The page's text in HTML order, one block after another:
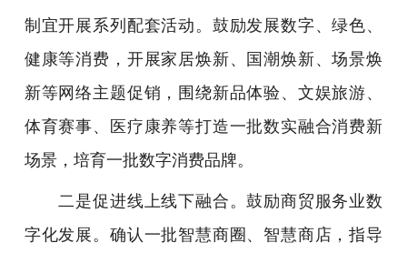
制宜开展系列配套活动。鼓励发展数字、绿色、
健康等消费，开展家居焕新、国潮焕新、场景焕
新等网络主题促销，围绕新品体验、文娱旅游、
体育赛事、医疗康养等打造一批数实融合消费新
场景，培育一批数字消费品牌。
二是促进线上线下融合。鼓励商贸服务业数
字化发展。确认一批智慧商圈、智慧商店，指导